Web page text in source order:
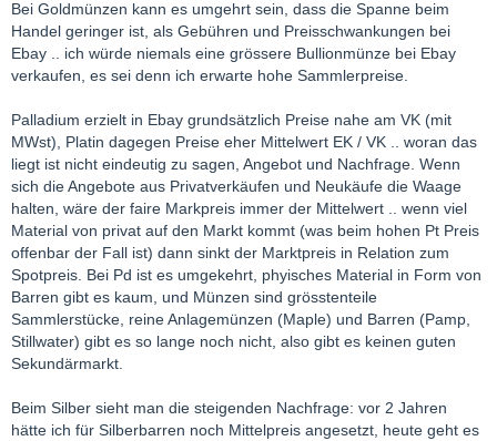
Bei Goldmünzen kann es umgehrt sein, dass die Spanne beim
Handel geringer ist, als Gebühren und Preisschwankungen bei
Ebay .. ich würde niemals eine grössere Bullionmünze bei Ebay
verkaufen, es sei denn ich erwarte hohe Sammlerpreise.
Palladium erzielt in Ebay grundsätzlich Preise nahe am VK (mit
MWst), Platin dagegen Preise eher Mittelwert EK / VK .. woran das
liegt ist nicht eindeutig zu sagen, Angebot und Nachfrage. Wenn
sich die Angebote aus Privatverkäufen und Neukäufe die Waage
halten, wäre der faire Markpreis immer der Mittelwert .. wenn viel
Material von privat auf den Markt kommt (was beim hohen Pt Preis
offenbar der Fall ist) dann sinkt der Marktpreis in Relation zum
Spotpreis. Bei Pd ist es umgekehrt, phyisches Material in Form von
Barren gibt es kaum, und Münzen sind grösstenteile
Sammlerstücke, reine Anlagemünzen (Maple) und Barren (Pamp,
Stillwater) gibt es so lange noch nicht, also gibt es keinen guten
Sekundärmarkt.
Beim Silber sieht man die steigenden Nachfrage: vor 2 Jahren
hätte ich für Silberbarren noch Mittelpreis angesetzt, heute geht es